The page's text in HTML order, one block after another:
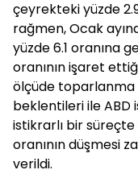
çeyrekteki yüzde
rağmen, Ocak
yüzde 6.1 oranına
oranının işaret
ölçüde toparlanma
beklentileri ile
istikrarlı bir
oranının düşmesi
verildi.